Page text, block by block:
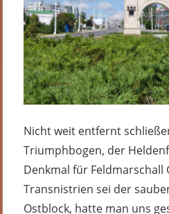
Nicht weit entfernt
Triumphbogen, der
Denkmal für Feldmarschall
Transnistrien sei der
Ostblock, hatte man uns